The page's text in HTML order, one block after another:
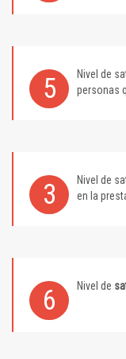
5 Nivel de
personas
3 Nivel de
en la
6 Nivel de